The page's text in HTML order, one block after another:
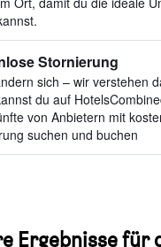
Stornierung
sich – wir verstehen
du auf
von Anbietern mit
suchen und buchen
Ergebnisse für